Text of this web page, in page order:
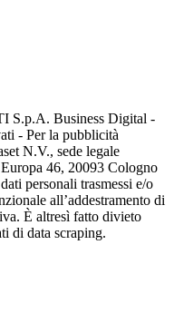
S.p.A. Business Digital -
- Per la pubblicità
N.V., sede legale
46, 20093 Cologno
personali trasmessi e/o
all’addestramento di
È altresì fatto divieto
di data scraping.